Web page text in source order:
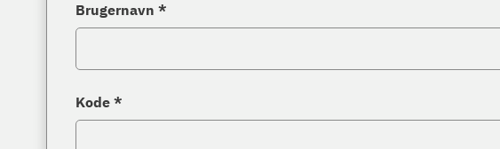
Brugernavn *
Kode *